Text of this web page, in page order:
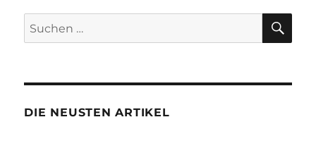
Suchen
nach:
DIE NEUSTEN ARTIKEL